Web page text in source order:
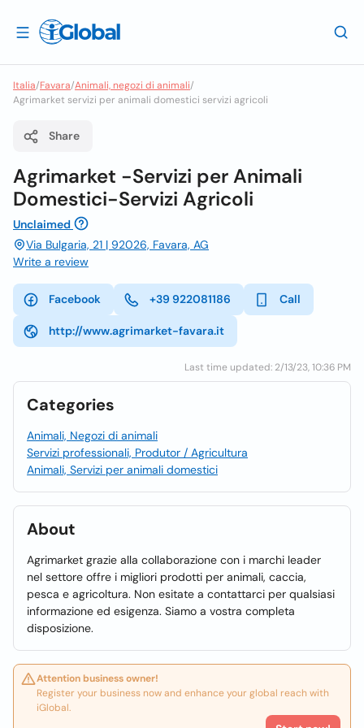
Italia/Favara/Animali, negozi di animali/
Agrimarket servizi per animali domestici servizi agricoli
Share
Agrimarket -Servizi per Animali
Domestici-Servizi Agricoli
Unclaimed
Via Bulgaria, 21 | 92026, Favara, AG
Write a review
Facebook +39 922081186 Call
http://www.agrimarket-favara.it
Last time updated: 2/13/23, 10:36 PM
Categories
Animali, Negozi di animali
Servizi professionali, Produtor / Agricultura
Animali, Servizi per animali domestici
About
Agrimarket grazie alla collaborazione con i marchi leader
nel settore offre i migliori prodotti per animali, caccia,
pesca e agricoltura. Non esitate a contattarci per qualsiasi
informazione ed esigenza. Siamo a vostra completa
disposizione.
Attention business owner!
Register your business now and enhance your global reach with
iGlobal.